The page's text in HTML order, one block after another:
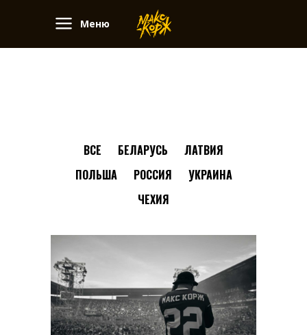
Меню
ВСЕ БЕЛАРУСЬ
ЛАТВИЯ
ПОЛЬША
РОССИЯ
УКРАИНА
ЧЕХИЯ